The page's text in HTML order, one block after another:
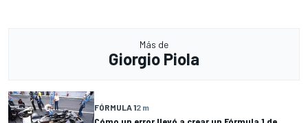
Más de
Giorgio Piola
FÓRMULA 12 m